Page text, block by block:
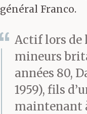
général Franco.
Actif lors de
mineurs
années 80,
1959), fils
maintenant